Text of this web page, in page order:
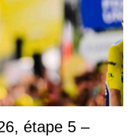
étape 5 –